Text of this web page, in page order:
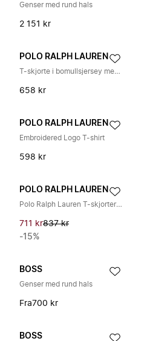
Genser med rund hals
2 151 kr
POLO RALPH LAUREN
T-skjorte i bomullsjersey med rund hals
658 kr
POLO RALPH LAUREN
Embroidered Logo T-shirt
598 kr
POLO RALPH LAUREN
Polo Ralph Lauren T-skjorter og Pikétrøyer
711 kr837 kr
-15%
BOSS
Genser med rund hals
Fra700 kr
BOSS